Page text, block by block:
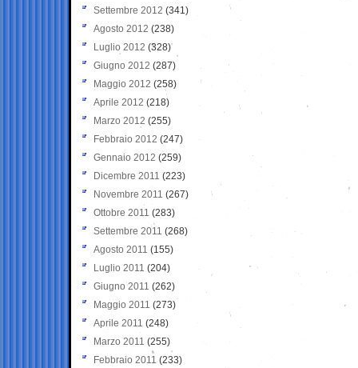
Settembre 2012 (341)
Agosto 2012 (238)
Luglio 2012 (328)
Giugno 2012 (287)
Maggio 2012 (258)
Aprile 2012 (218)
Marzo 2012 (255)
Febbraio 2012 (247)
Gennaio 2012 (259)
Dicembre 2011 (223)
Novembre 2011 (267)
Ottobre 2011 (283)
Settembre 2011 (268)
Agosto 2011 (155)
Luglio 2011 (204)
Giugno 2011 (262)
Maggio 2011 (273)
Aprile 2011 (248)
Marzo 2011 (255)
Febbraio 2011 (233)